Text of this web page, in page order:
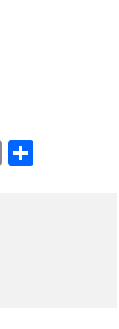
EmailShare